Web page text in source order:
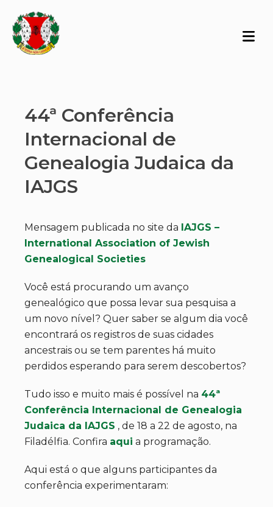
44ª Conferência
Internacional de
Genealogia Judaica da
IAJGS
Mensagem publicada no site da IAJGS –
International Association of Jewish
Genealogical Societies
Você está procurando um avanço
genealógico que possa levar sua pesquisa a
um novo nível? Quer saber se algum dia você
encontrará os registros de suas cidades
ancestrais ou se tem parentes há muito
perdidos esperando para serem descobertos?
Tudo isso e muito mais é possível na 44ª
Conferência Internacional de Genealogia
Judaica da IAJGS , de 18 a 22 de agosto, na
Filadélfia. Confira aqui a programação.
Aqui está o que alguns participantes da
conferência experimentaram: